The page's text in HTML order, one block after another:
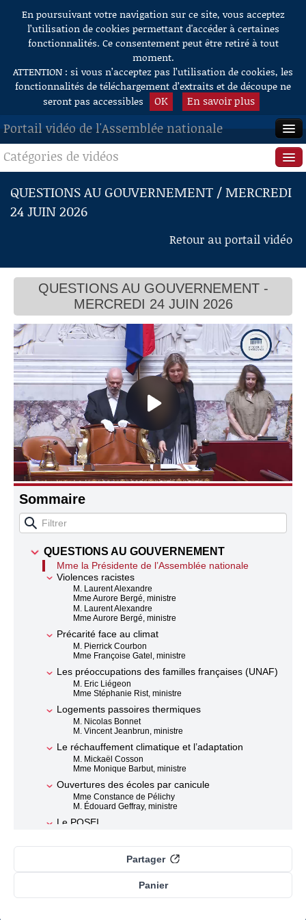
Aller au contenu
En poursuivant votre navigation sur ce site, vous acceptez
l’utilisation de cookies permettant d'accéder à certaines
fonctionnalités. Ce consentement peut être retiré à tout
moment.
ATTENTION : si vous n’acceptez pas l’utilisation de cookies, les
fonctionnalités de téléchargement d’extraits et de découpe ne
seront pas accessibles
OK En savoir plus
Portail vidéo de l'Assemblée nationale
ACCUEIL
EN DIRECT
À LA DEMANDE
AIDE À LA DÉCOUPE
DE VIDÉOS
Catégories de vidéos
Séance publique
Questions au Gouvernement
Commissions
Présidence
Évènements
Connaissance, Histoire
Autres
QUESTIONS AU GOUVERNEMENT / MERCREDI
24 JUIN 2026
Retour au portail vidéo
QUESTIONS AU GOUVERNEMENT -
MERCREDI 24 JUIN 2026
Sommaire
QUESTIONS AU GOUVERNEMENT
Mme la Présidente de l’Assemblée nationale
Violences racistes
M. Laurent Alexandre
Mme Aurore Bergé, ministre
M. Laurent Alexandre
Mme Aurore Bergé, ministre
Précarité face au climat
M. Pierrick Courbon
Mme Françoise Gatel, ministre
Les préoccupations des familles françaises (UNAF)
M. Eric Liégeon
Mme Stéphanie Rist, ministre
Logements passoires thermiques
M. Nicolas Bonnet
M. Vincent Jeanbrun, ministre
Le réchauffement climatique et l’adaptation
M. Mickaël Cosson
Mme Monique Barbut, ministre
Ouvertures des écoles par canicule
Mme Constance de Pélichy
M. Édouard Geffray, ministre
Le POSEI
Mme Naïma Moutchou, ministre
Adaptation de l'agriculture face aux variations
climatiques
M. Julien BrugerollesPanier
Partager